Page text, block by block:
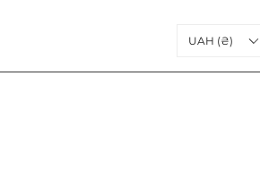
UAH (₴)